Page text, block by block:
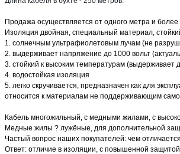
Продажа осуществляется от одного метра и
Изоляция двойная, специальный материал,
1. солнечным ультрафиолетовым лучам (не
2. выдерживает напряжение до 1000 вольт
3. стойкий к высоким температурам (выдерживает
4. водостойкая изоляция
5. легко скручивается, предназначен как для
относится к материалам не поддерживающим
Кабель многожильный, с медными жилами, с
Медные жилы ? лужёные, для дополнительной
Частый вопрос наших покупателей: чем
Ответ: отличие в изоляции, с повышенной